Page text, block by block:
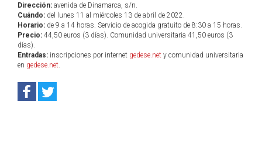
Dirección: avenida de Dinamarca, s/n.
Cuándo: del lunes 11 al miércoles 13 de abril de 2022.
Horario: de 9 a 14 horas. Servicio de acogida gratuito de 8:30 a 15 horas.
Precio: 44,50 euros (3 días). Comunidad universitaria 41,50 euros (3
días).
Entradas: inscripciones por internet gedese.net y comunidad universitaria
en gedese.net.